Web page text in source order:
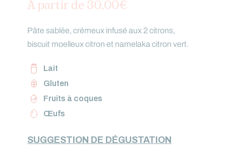
A partir de 30,00€
Pâte sablée, crémeux infusé aux 2 citrons,
biscuit moelleux citron et namelaka citron vert.
Lait
Gluten
Fruits à coques
Œufs
SUGGESTION DE DÉGUSTATION